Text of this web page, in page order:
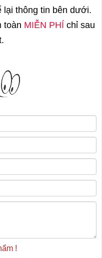
lại thông tin bên dưới.
toàn MIỄN PHÍ chỉ sau
!